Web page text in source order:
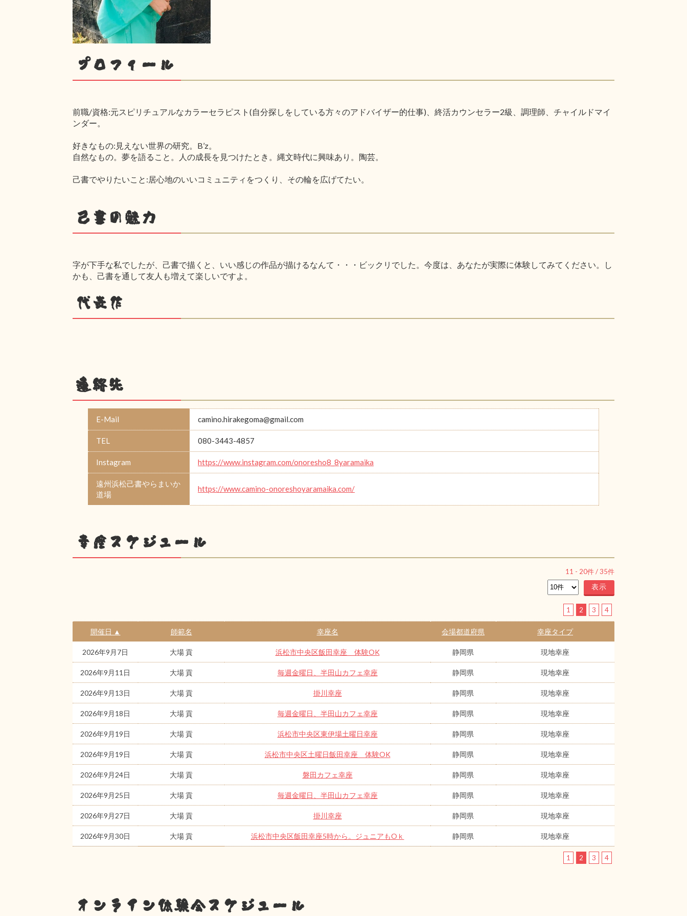
プロフィール
前職/資格:元スピリチュアルなカラーセラピスト(自分探しをしている方々のアドバイザー的仕事)、終活カウンセラー2級、調理師、チャイルドマイ
ンダー。
好きなもの:見えない世界の研究。B’z。
自然なもの。夢を語ること。人の成長を見つけたとき。縄文時代に興味あり。陶芸。
己書でやりたいこと:居心地のいいコミュニティをつくり、その輪を広げてたい。
己書の魅力
字が下手な私でしたが、己書で描くと、いい感じの作品が描けるなんて・・・ビックリでした。今度は、あなたが実際に体験してみてください。し
かも、己書を通して友人も増えて楽しいですよ。
代表作
連絡先
E-Mail camino.hirakegoma@gmail.com
TEL 080-3443-4857
Instagram https://www.instagram.com/onoresho8_8yaramaika
遠州浜松己書やらまいか
道場
https://www.camino-onoreshoyaramaika.com/
幸座スケジュール
11 - 20件 /35件
1 2 3 4
開催日 ▲ 師範名 幸座名 会場都道府県 幸座タイプ
2026年9月7日 大場 貢 浜松市中央区飯田幸座 体験OK 静岡県 現地幸座
2026年9月11日 大場 貢 毎週金曜日、半田山カフェ幸座 静岡県 現地幸座
2026年9月13日 大場 貢 掛川幸座 静岡県 現地幸座
2026年9月18日 大場 貢 毎週金曜日、半田山カフェ幸座 静岡県 現地幸座
2026年9月19日 大場 貢 浜松市中央区東伊場土曜日幸座 静岡県 現地幸座
2026年9月19日 大場 貢 浜松市中央区土曜日飯田幸座 体験OK 静岡県 現地幸座
2026年9月24日 大場 貢 磐田カフェ幸座 静岡県 現地幸座
2026年9月25日 大場 貢 毎週金曜日、半田山カフェ幸座 静岡県 現地幸座
2026年9月27日 大場 貢 掛川幸座 静岡県 現地幸座
2026年9月30日 大場 貢 浜松市中央区飯田幸座5時から。ジュニアもOｋ 静岡県 現地幸座
1 2 3 4
オンライン体験会スケジュール